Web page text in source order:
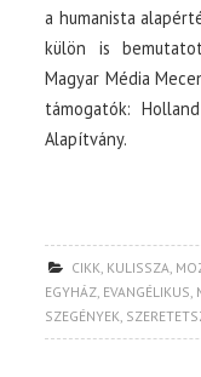
a humanista
külön is
Magyar Média
támogatók:
Alapítvány.
CIKK, KULISSZA,
EGYHÁZ, EVANGÉLIKUS,
SZEGÉNYEK,